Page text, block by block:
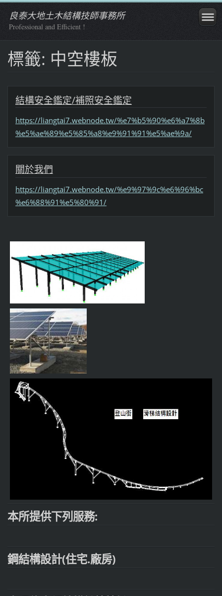
良泰大地土木結構技師事務所
Professional and Efficient !
標籤: 中空樓板
結構安全鑑定/補照安全鑑定
https://liangtai7.webnode.tw/%e7%b5%90%e6%a7%8b
%e5%ae%89%e5%85%a8%e9%91%91%e5%ae%9a/
關於我們
https://liangtai7.webnode.tw/%e9%97%9c%e6%96%bc
%e6%88%91%e5%80%91/
本所提供下列服務:
鋼結構設計(住宅.廠房)